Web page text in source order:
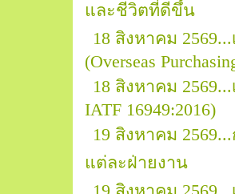
และชีวิตที่ดีขึ้น
18 สิงหาคม
(Overseas
18 สิงหาคม
IATF 16949:2016)
19 สิงหาคม
แต่ละฝ่ายงาน